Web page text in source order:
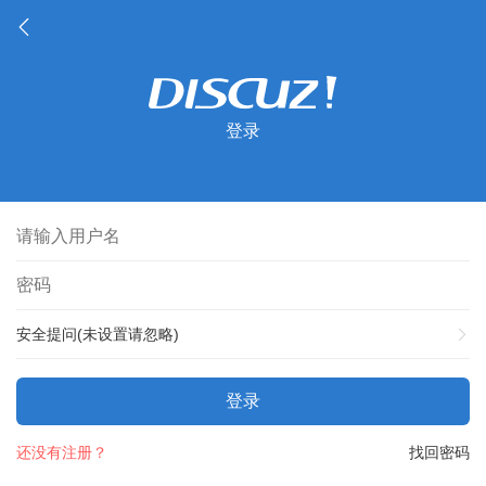
登录
安全提问(未设置请忽略)
登录
找回密码
还没有注册？